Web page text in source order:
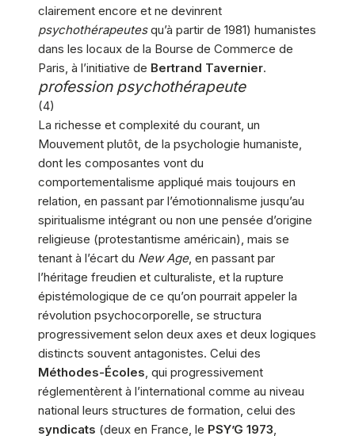
clairement encore et ne devinrent
psychothérapeutesqu’à partir de 1981) humanistes
dans les locaux de la Bourse de Commerce de
Paris, à l’initiative de Bertrand Tavernier.
profession psychothérapeute
(4)
La richesse et complexité du courant, un
Mouvement plutôt, de la psychologie humaniste,
dont les composantes vont du
comportementalisme appliqué mais toujours en
relation, en passant par l’émotionnalisme jusqu’au
spiritualisme intégrant ou non une pensée d’origine
religieuse (protestantisme américain), mais se
tenant à l’écart du New Age, en passant par
l’héritage freudien et culturaliste, et la rupture
épistémologique de ce qu’on pourrait appeler la
révolution psychocorporelle, se structura
progressivement selon deux axes et deux logiques
distincts souvent antagonistes. Celui des
Méthodes-Écoles, qui progressivement
réglementèrent à l’international comme au niveau
national leurs structures de formation, celui des
syndicats (deux en France, le PSY’G 1973,